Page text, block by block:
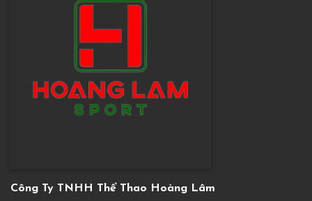
Công Ty TNHH Thể Thao Hoàng Lâm